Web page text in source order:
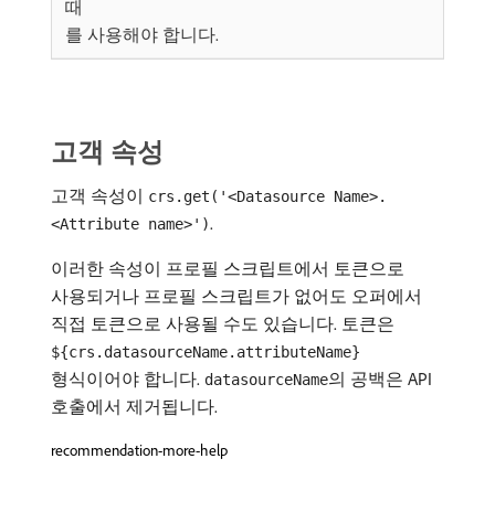
때
를 사용해야 합니다.
고객 속성
고객 속성이 crs.get('<Datasource Name>.
<Attribute name>').
이러한 속성이 프로필 스크립트에서 토큰으로
사용되거나 프로필 스크립트가 없어도 오퍼에서
직접 토큰으로 사용될 수도 있습니다. 토큰은
${crs.datasourceName.attributeName}
형식이어야 합니다. datasourceName의 공백은 API
호출에서 제거됩니다.
recommendation-more-help